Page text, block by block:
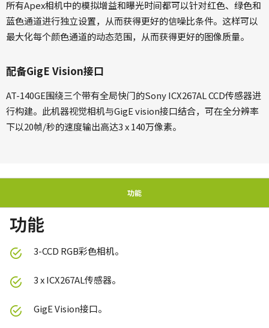
所有Apex相机中的模拟增益和曝光时间都可以针对红色、绿色和
蓝色通道进行独立设置，从而获得更好的信噪比条件。这样可以
最大化每个颜色通道的动态范围，从而获得更好的图像质量。
配备GigE Vision接口
AT-140GE围绕三个带有全局快门的Sony ICX267AL CCD传感器进
行构建。此机器视觉相机与GigE vision接口结合，可在全分辨率
下以20帧/秒的速度输出高达3 x 140万像素。
功能
功能
3-CCD RGB彩色相机。
3 x ICX267AL传感器。
GigE Vision接口。